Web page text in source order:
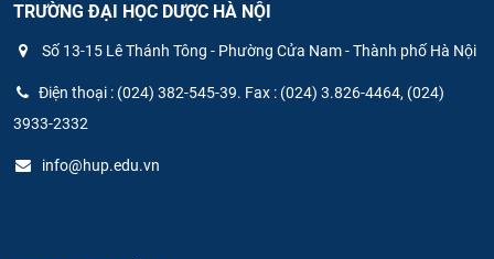
TRƯỜNG ĐẠI HỌC DƯỢC HÀ NỘI
Số 13-15 Lê Thánh Tông - Phường Cửa Nam - Thành phố Hà Nội
Điện thoại : (024) 382-545-39. Fax : (024) 3.826-4464, (024)
3933-2332
info@hup.edu.vn